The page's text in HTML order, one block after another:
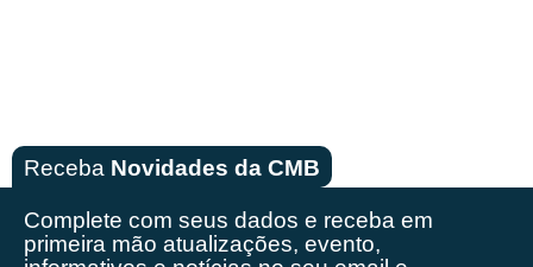
Receba Novidades da CMB
Complete com seus dados e receba em
primeira mão atualizações, evento,